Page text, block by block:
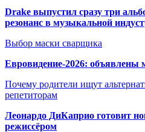
Drake выпустил сразу три
резонанс в музыкальной
Выбор маски сварщика
Евровидение-2026: объявлены
Почему родители ищут
репетиторам
Леонардо ДиКаприо готовит
режиссёром